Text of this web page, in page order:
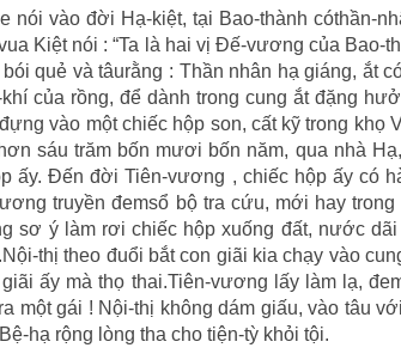
nói vào đời Hạ-kiệt, tại Bao-thành cóthần-
Kiệt nói : “Ta là hai vị Ðế-vương của Bao-
quẻ và tâurằng : Thần nhân hạ giáng, ắt
của rồng, để dành trong cung ắt đặng
vào một chiếc hộp son, cất kỹ trong khọ
sáu trăm bốn mươi bốn năm, qua nhà
ấy. Ðến đời Tiên-vương , chiếc hộp ấy có
truyền đemsổ bộ tra cứu, mới hay
sơ ý làm rơi chiếc hộp xuống đất, nước
thị theo đuổi bắt con giãi kia chạy vào
ấy mà thọ thai.Tiên-vương lấy làm lạ,
một gái ! Nội-thị không dám giấu, vào tâu
hạ rộng lòng tha cho tiện-tỳ khỏi tội.